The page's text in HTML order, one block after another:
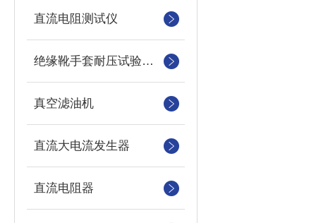
直流电阻测试仪
绝缘靴手套耐压试验装置
真空滤油机
直流大电流发生器
直流电阻器